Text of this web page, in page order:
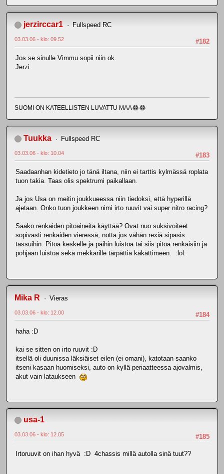
jerzirccar1 Fullspeed RC
#182
03.03.06 - klo: 09.52
Jos se sinulle Vimmu sopii niin ok.
Jerzi
SUOMI ON KATEELLISTEN LUVATTU MAA😂😂
Tuukka Fullspeed RC
#183
03.03.06 - klo: 10.04
Saadaanhan kidetieto jo tänä iltana, niin ei tarttis kylmässä roplata
tuon takia. Taas olis spektrumi paikallaan.
Ja jos Usa on meitin joukkueessa niin tiedoksi, että hyperillä
ajetaan. Onko tuon joukkeen nimi irto ruuvit vai super nitro racing?
Saako renkaiden pitoaineita käyttää? Ovat nuo suksivoiteet
sopivasti renkaiden vieressä, notta jos vähän rexiä sipasis
tassuihin. Pitoa keskelle ja päihin luistoa tai siis pitoa renkaisiin ja
pohjaan luistoa sekä mekkarille tärpättiä käkättimeen. :lol:
Mika R Vieras
#184
03.03.06 - klo: 12.00
haha :D
kai se sitten on irto ruuvit :D
itsellä oli duunissa läksiäiset eilen (ei omani), katotaan saanko
itseni kasaan huomiseksi, auto on kyllä periaatteessa ajovalmis,
akut vain lataukseen
usa-1
#185
03.03.06 - klo: 12.05
Irtoruuvit on ihan hyvä :D 4chassis millä autolla sinä tuut??